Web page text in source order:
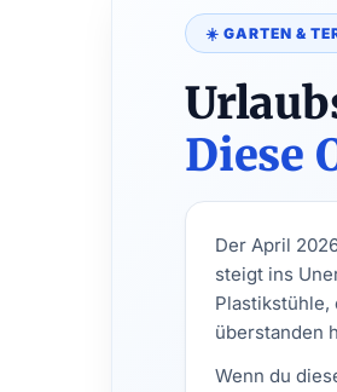
☀️ GARTEN &
Diese
Der April
steigt ins
überstanden
Wenn du